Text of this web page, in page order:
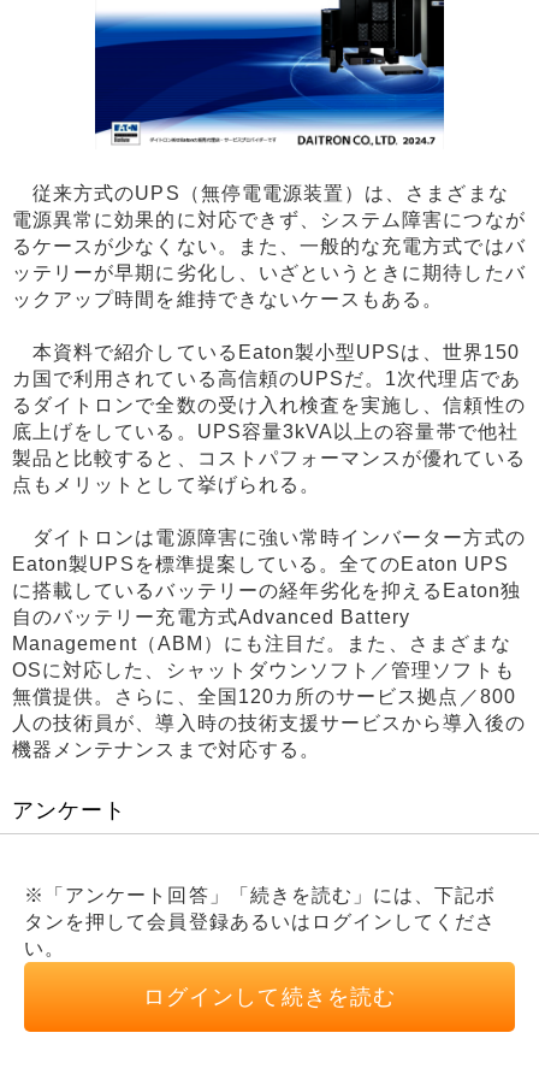
従来方式のUPS（無停電電源装置）は、さまざまな
電源異常に効果的に対応できず、システム障害につなが
るケースが少なくない。また、一般的な充電方式ではバ
ッテリーが早期に劣化し、いざというときに期待したバ
ックアップ時間を維持できないケースもある。
本資料で紹介しているEaton製小型UPSは、世界150
カ国で利用されている高信頼のUPSだ。1次代理店であ
るダイトロンで全数の受け入れ検査を実施し、信頼性の
底上げをしている。UPS容量3kVA以上の容量帯で他社
製品と比較すると、コストパフォーマンスが優れている
点もメリットとして挙げられる。
ダイトロンは電源障害に強い常時インバーター方式の
Eaton製UPSを標準提案している。全てのEaton UPS
に搭載しているバッテリーの経年劣化を抑えるEaton独
自のバッテリー充電方式Advanced Battery
Management（ABM）にも注目だ。また、さまざまな
OSに対応した、シャットダウンソフト／管理ソフトも
無償提供。さらに、全国120カ所のサービス拠点／800
人の技術員が、導入時の技術支援サービスから導入後の
機器メンテナンスまで対応する。
アンケート
※「アンケート回答」「続きを読む」には、下記ボ
タンを押して会員登録あるいはログインしてくださ
い。
ログインして続きを読む